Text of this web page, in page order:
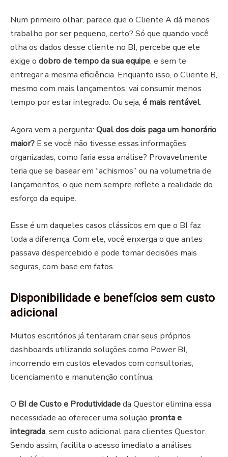
Num primeiro olhar, parece que o Cliente A dá menos
trabalho por ser pequeno, certo? Só que quando você
olha os dados desse cliente no BI, percebe que ele
exige o dobro de tempo da sua equipe, e sem te
entregar a mesma eficiência. Enquanto isso, o Cliente B,
mesmo com mais lançamentos, vai consumir menos
tempo por estar integrado. Ou seja, é mais rentável.
Agora vem a pergunta: Qual dos dois paga um honorário
maior? E se você não tivesse essas informações
organizadas, como faria essa análise? Provavelmente
teria que se basear em “achismos” ou na volumetria de
lançamentos, o que nem sempre reflete a realidade do
esforço da equipe.
Esse é um daqueles casos clássicos em que o BI faz
toda a diferença. Com ele, você enxerga o que antes
passava despercebido e pode tomar decisões mais
seguras, com base em fatos.
Disponibilidade e benefícios sem custo
adicional
Muitos escritórios já tentaram criar seus próprios
dashboards utilizando soluções como Power BI,
incorrendo em custos elevados com consultorias,
licenciamento e manutenção contínua.
O BI de Custo e Produtividadeda Questor elimina essa
necessidade ao oferecer uma solução pronta e
integrada, sem custo adicional para clientes Questor.
Sendo assim, facilita o acesso imediato a análises